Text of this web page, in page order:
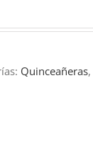
Quinceañeras,